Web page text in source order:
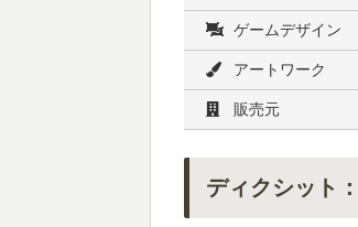
ゲームデザイン
アートワーク
販売元
ディクシット